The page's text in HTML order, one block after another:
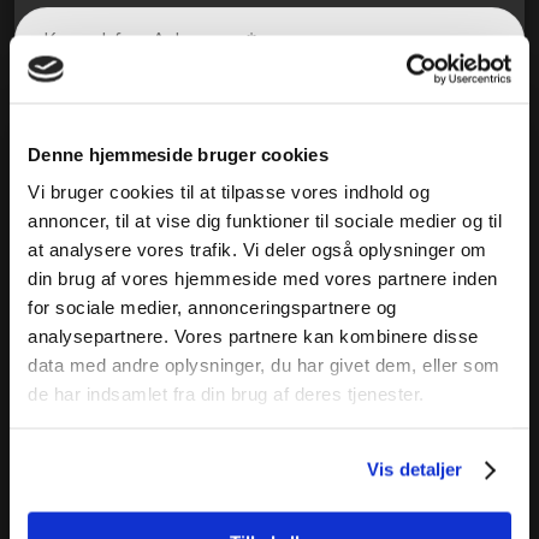
Denne hjemmeside bruger cookies
Vi bruger cookies til at tilpasse vores indhold og
annoncer, til at vise dig funktioner til sociale medier og til
at analysere vores trafik. Vi deler også oplysninger om
din brug af vores hjemmeside med vores partnere inden
for sociale medier, annonceringspartnere og
analysepartnere. Vores partnere kan kombinere disse
data med andre oplysninger, du har givet dem, eller som
de har indsamlet fra din brug af deres tjenester.
Vis detaljer